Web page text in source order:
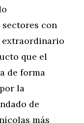
con
que el
de forma
la
de
más